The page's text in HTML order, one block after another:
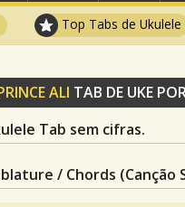
Top Tabs de Ukulele
ALI TAB DE UKE
Tab sem cifras.
/ Chords (Canção